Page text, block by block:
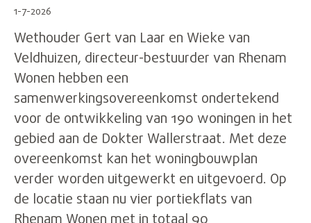
1-7-2026
Wethouder Gert van Laar en Wieke van
Veldhuizen, directeur-bestuurder van Rhenam
Wonen hebben een
samenwerkingsovereenkomst ondertekend
voor de ontwikkeling van 190 woningen in het
gebied aan de Dokter Wallerstraat. Met deze
overeenkomst kan het woningbouwplan
verder worden uitgewerkt en uitgevoerd. Op
de locatie staan nu vier portiekflats van